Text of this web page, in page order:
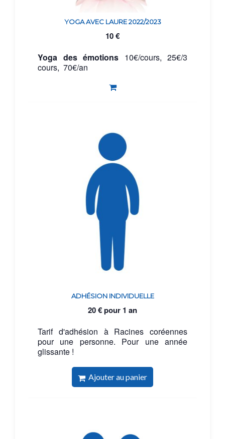
YOGA AVEC LAURE 2022/2023
10€
Yoga des émotions 10€/cours, 25€/3
cours, 70€/an
ADHÉSION INDIVIDUELLE
20€pour 1 an
Tarif d'adhésion à Racines coréennes
pour une personne. Pour une année
glissante !
Ajouter au panier